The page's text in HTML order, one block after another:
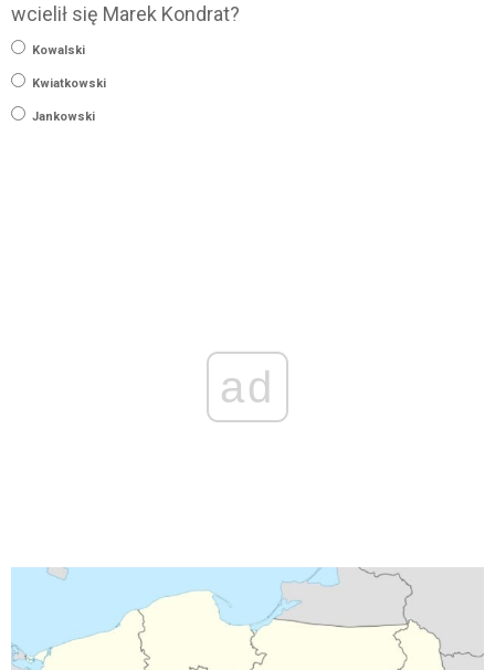
wcielił się Marek Kondrat?
Kowalski
Kwiatkowski
Jankowski
ad